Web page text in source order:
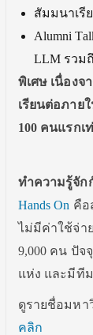
สัมมนาเรี
Alumni
LLM รวม
พิเศษ เนื่องจ
เรียนต่อภาย
100 คนแรก
ทำความรู้จัก
Hands On คือ
ไม่มีค่าใช้จ่า
9,000 คน ปัจ
แห่ง และมีทีม
ดูรายชื่อมหา
คลิก